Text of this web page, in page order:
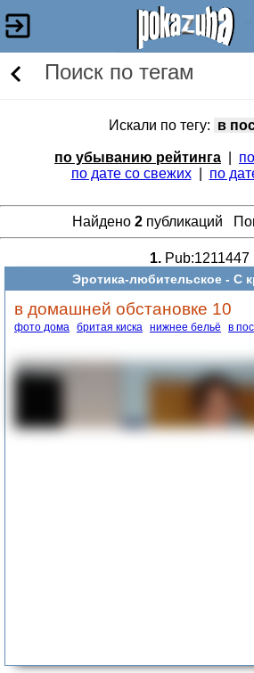
Поиск по тегам
Искали по тегу: в
по убыванию рейтинга
по дате со свежих| по
Найдено 2публикаций
1. Pub:1211447
Эротика-любительское - С
в домашней обстановке 10
фото дома бритая киска нижнее бельё в